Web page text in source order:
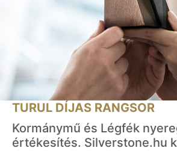
TURUL DÍJAS RANGSOR
Kormánymű és Légfék
értékesítés. Silverstone.hu